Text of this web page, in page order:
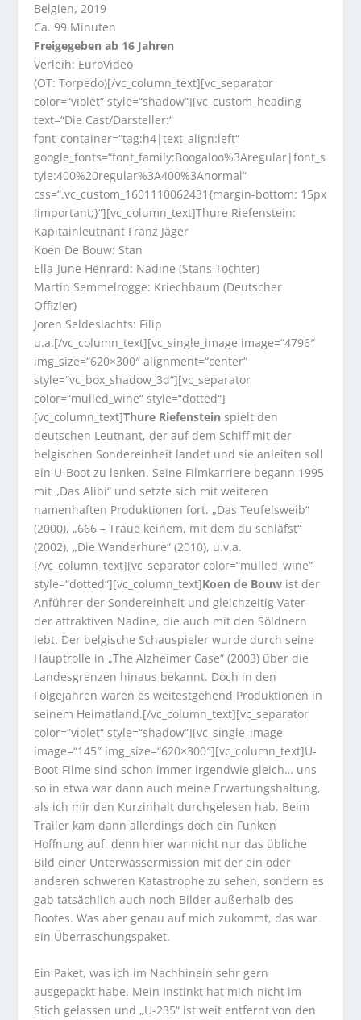
Belgien, 2019
Ca. 99 Minuten
Freigegeben ab 16 Jahren
Verleih: EuroVideo
(OT: Torpedo)[/vc_column_text][vc_separator
color=“violet“ style=“shadow“][vc_custom_heading
text=“Die Cast/Darsteller:“
font_container=“tag:h4|text_align:left“
google_fonts=“font_family:Boogaloo%3Aregular|font_s
tyle:400%20regular%3A400%3Anormal“
css=“.vc_custom_1601110062431{margin-bottom: 15px
!important;}“][vc_column_text]Thure Riefenstein:
Kapitainleutnant Franz Jäger
Koen De Bouw: Stan
Ella-June Henrard: Nadine (Stans Tochter)
Martin Semmelrogge: Kriechbaum (Deutscher
Offizier)
Joren Seldeslachts: Filip
u.a.[/vc_column_text][vc_single_image image=“4796″
img_size=“620×300″ alignment=“center“
style=“vc_box_shadow_3d“][vc_separator
color=“mulled_wine“ style=“dotted“]
[vc_column_text]Thure Riefenstein spielt den
deutschen Leutnant, der auf dem Schiff mit der
belgischen Sondereinheit landet und sie anleiten soll
ein U-Boot zu lenken. Seine Filmkarriere begann 1995
mit „Das Alibi“ und setzte sich mit weiteren
namenhaften Produktionen fort. „Das Teufelsweib“
(2000), „666 – Traue keinem, mit dem du schläfst“
(2002), „Die Wanderhure“ (2010), u.v.a.
[/vc_column_text][vc_separator color=“mulled_wine“
style=“dotted“][vc_column_text]Koen de Bouw ist der
Anführer der Sondereinheit und gleichzeitig Vater
der attraktiven Nadine, die auch mit den Söldnern
lebt. Der belgische Schauspieler wurde durch seine
Hauptrolle in „The Alzheimer Case“ (2003) über die
Landesgrenzen hinaus bekannt. Doch in den
Folgejahren waren es weitestgehend Produktionen in
seinem Heimatland.[/vc_column_text][vc_separator
color=“violet“ style=“shadow“][vc_single_image
image=“145″ img_size=“620×300″][vc_column_text]U-
Boot-Filme sind schon immer irgendwie gleich… uns
so in etwa war dann auch meine Erwartungshaltung,
als ich mir den Kurzinhalt durchgelesen hab. Beim
Trailer kam dann allerdings doch ein Funken
Hoffnung auf, denn hier war nicht nur das übliche
Bild einer Unterwassermission mit der ein oder
anderen schweren Katastrophe zu sehen, sondern es
gab tatsächlich auch noch Bilder außerhalb des
Bootes. Was aber genau auf mich zukommt, das war
ein Überraschungspaket.
Ein Paket, was ich im Nachhinein sehr gern
ausgepackt habe. Mein Instinkt hat mich nicht im
Stich gelassen und „U-235“ ist weit entfernt von den